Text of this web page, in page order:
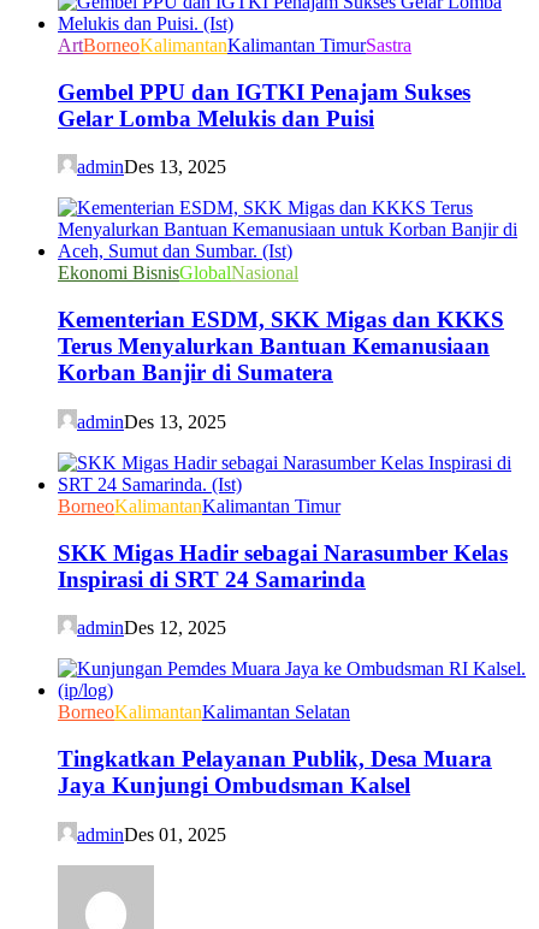
ArtBorneoKalimantanKalimantan TimurSastra
Gembel PPU dan IGTKI Penajam Sukses
Gelar Lomba Melukis dan Puisi
adminDes 13, 2025
Ekonomi BisnisGlobalNasional
Kementerian ESDM, SKK Migas dan KKKS
Terus Menyalurkan Bantuan Kemanusiaan
Korban Banjir di Sumatera
adminDes 13, 2025
BorneoKalimantanKalimantan Timur
SKK Migas Hadir sebagai Narasumber Kelas
Inspirasi di SRT 24 Samarinda
adminDes 12, 2025
BorneoKalimantanKalimantan Selatan
Tingkatkan Pelayanan Publik, Desa Muara
Jaya Kunjungi Ombudsman Kalsel
adminDes 01, 2025